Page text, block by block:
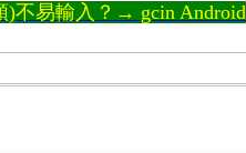
)不易輸入？→ gcin Android